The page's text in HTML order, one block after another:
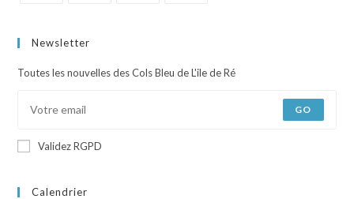
Newsletter
Toutes les nouvelles des Cols Bleu de L'ile de Ré
GO
Validez RGPD
Calendrier